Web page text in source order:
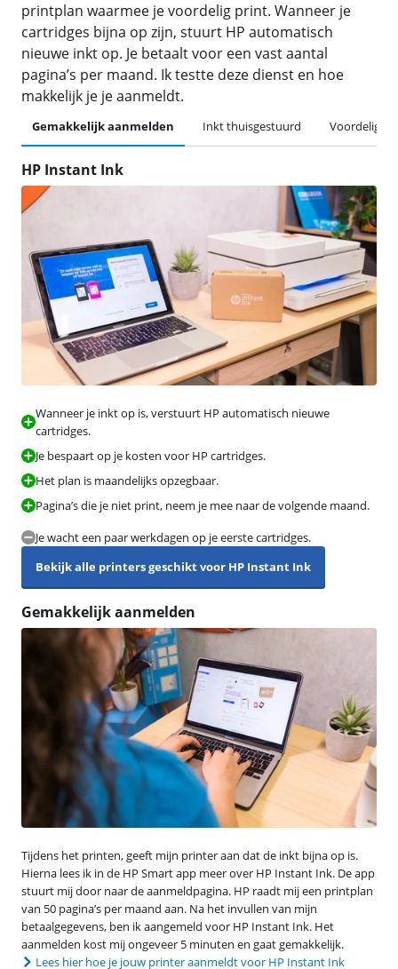
printplan waarmee je voordelig print. Wanneer je
cartridges bijna op zijn, stuurt HP automatisch
nieuwe inkt op. Je betaalt voor een vast aantal
pagina’s per maand. Ik testte deze dienst en hoe
makkelijk je je aanmeldt.
Gemakkelijk aanmelden Inkt thuisgestuurd Voordelig
HP Instant Ink
Wanneer je inkt op is, verstuurt HP automatisch nieuwe
cartridges.
Je bespaart op je kosten voor HP cartridges.
Het plan is maandelijks opzegbaar.
Pagina’s die je niet print, neem je mee naar de volgende maand.
Je wacht een paar werkdagen op je eerste cartridges.
Bekijk alle printers geschikt voor HP Instant Ink
Gemakkelijk aanmelden
Tijdens het printen, geeft mijn printer aan dat de inkt bijna op is.
Hierna lees ik in de HP Smart app meer over HP Instant Ink. De app
stuurt mij door naar de aanmeldpagina. HP raadt mij een printplan
van 50 pagina’s per maand aan. Na het invullen van mijn
betaalgegevens, ben ik aangemeld voor HP Instant Ink. Het
aanmelden kost mij ongeveer 5 minuten en gaat gemakkelijk.
Lees hier hoe je jouw printer aanmeldt voor HP Instant Ink